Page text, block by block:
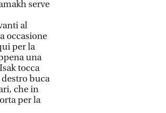
serve
al
occasione
per la
una
tocca
buca
che in
per la